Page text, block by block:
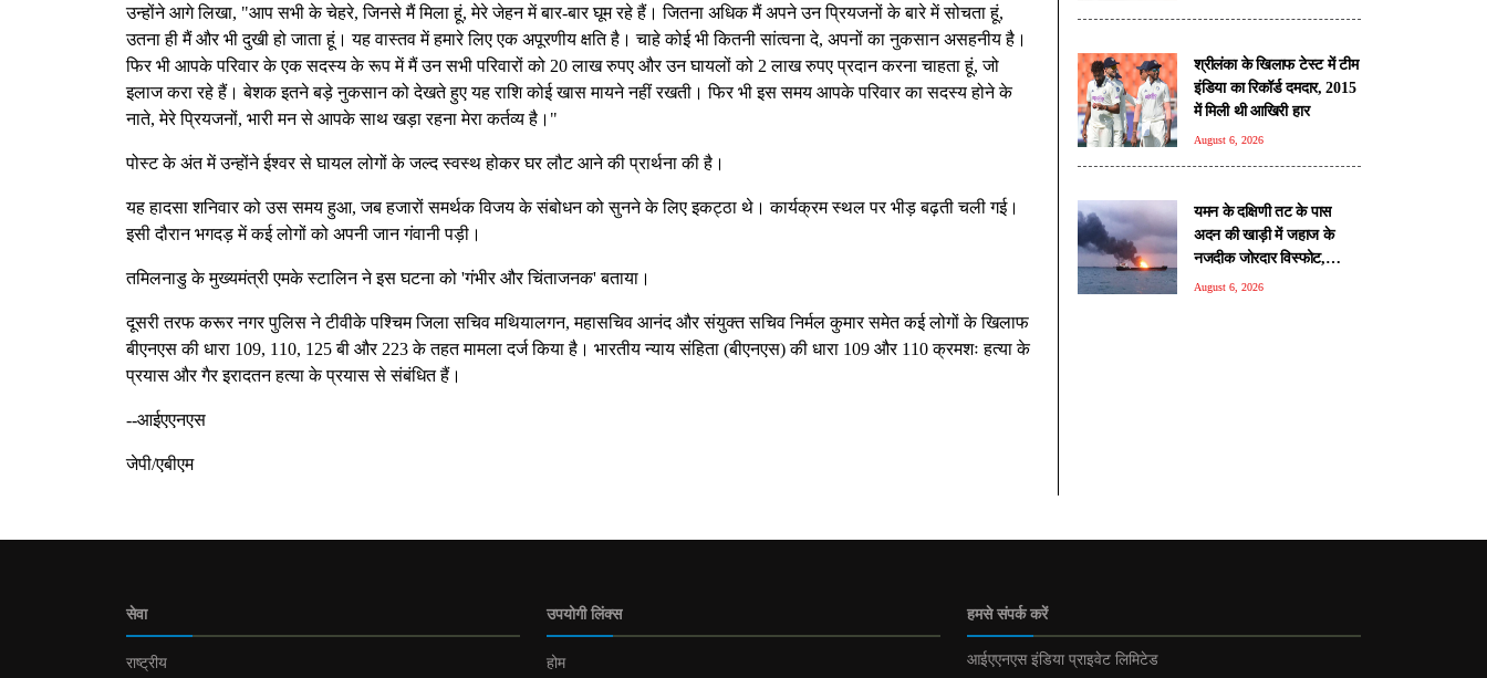
उन्होंने आगे लिखा, "आप सभी के चेहरे, जिनसे मैं मिला हूं, मेरे जेहन में बार-बार घूम रहे हैं। जितना अधिक मैं अपने उन प्रियजनों के बारे में सोचता हूं,
उतना ही मैं और भी दुखी हो जाता हूं। यह वास्तव में हमारे लिए एक अपूरणीय क्षति है। चाहे कोई भी कितनी सांत्वना दे, अपनों का नुकसान असहनीय है।
फिर भी आपके परिवार के एक सदस्य के रूप में मैं उन सभी परिवारों को 20 लाख रुपए और उन घायलों को 2 लाख रुपए प्रदान करना चाहता हूं, जो
इलाज करा रहे हैं। बेशक इतने बड़े नुकसान को देखते हुए यह राशि कोई खास मायने नहीं रखती। फिर भी इस समय आपके परिवार का सदस्य होने के
नाते, मेरे प्रियजनों, भारी मन से आपके साथ खड़ा रहना मेरा कर्तव्य है।"
पोस्ट के अंत में उन्होंने ईश्वर से घायल लोगों के जल्द स्वस्थ होकर घर लौट आने की प्रार्थना की है।
यह हादसा शनिवार को उस समय हुआ, जब हजारों समर्थक विजय के संबोधन को सुनने के लिए इकट्ठा थे। कार्यक्रम स्थल पर भीड़ बढ़ती चली गई।
इसी दौरान भगदड़ में कई लोगों को अपनी जान गंवानी पड़ी।
तमिलनाडु के मुख्यमंत्री एमके स्टालिन ने इस घटना को 'गंभीर और चिंताजनक' बताया।
दूसरी तरफ करूर नगर पुलिस ने टीवीके पश्चिम जिला सचिव मथियालगन, महासचिव आनंद और संयुक्त सचिव निर्मल कुमार समेत कई लोगों के खिलाफ
बीएनएस की धारा 109, 110, 125 बी और 223 के तहत मामला दर्ज किया है। भारतीय न्याय संहिता (बीएनएस) की धारा 109 और 110 क्रमशः हत्या के
प्रयास और गैर इरादतन हत्या के प्रयास से संबंधित हैं।
--आईएएनएस
जेपी/एबीएम
श्रीलंका के खिलाफ टेस्ट में टीम
इंडिया का रिकॉर्ड दमदार, 2015
में मिली थी आखिरी हार
August 6, 2026
यमन के दक्षिणी तट के पास
अदन की खाड़ी में जहाज के
नजदीक जोरदार विस्फोट,
समुद्री तनाव के बीच बढ़ी चिंता
August 6, 2026
सेवा
राष्ट्रीय
उपयोगी लिंक्स
होम
हमसे संपर्क करें
आईएएनएस इंडिया प्राइवेट लिमिटेड